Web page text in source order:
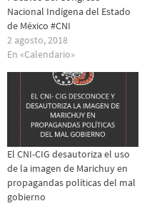
Nacional Indígena del Estado
de México #CNI
2 agosto, 2018
En «Calendario»
El CNI-CIG desautoriza el uso
de la imagen de Marichuy en
propagandas políticas del mal
gobierno